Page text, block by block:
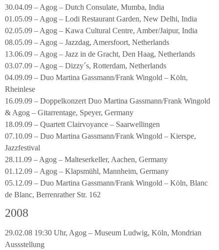
30.04.09 – Agog – Dutch Consulate, Mumba, India
01.05.09 – Agog – Lodi Restaurant Garden, New Delhi, India
02.05.09 – Agog – Kawa Cultural Centre, Amber/Jaipur, India
08.05.09 – Agog – Jazzdag, Amersfoort, Netherlands
13.06.09 – Agog – Jazz in de Gracht, Den Haag, Netherlands
03.07.09 – Agog – Dizzy´s, Rotterdam, Netherlands
04.09.09 – Duo Martina Gassmann/Frank Wingold – Köln,
Rheinlese
16.09.09 – Doppelkonzert Duo Martina Gassmann/Frank Wingold
& Agog – Gitarrentage, Speyer, Germany
18.09.09 – Quartett Clairvoyance – Saarwellingen
07.10.09 – Duo Martina Gassmann/Frank Wingold – Kierspe,
Jazzfestival
28.11.09 – Agog – Malteserkeller, Aachen, Germany
01.12.09 – Agog – Klapsmühl, Mannheim, Germany
05.12.09 – Duo Martina Gassmann/Frank Wingold – Köln, Blanc
de Blanc, Berrenrather Str. 162
2008
29.02.08 19:30 Uhr, Agog – Museum Ludwig, Köln, Mondrian
Aussstellung